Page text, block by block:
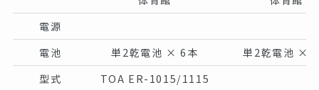
電源
電池
単2乾電池 × 6本
単2乾電池 ×
型式
TOA ER-1015/1115